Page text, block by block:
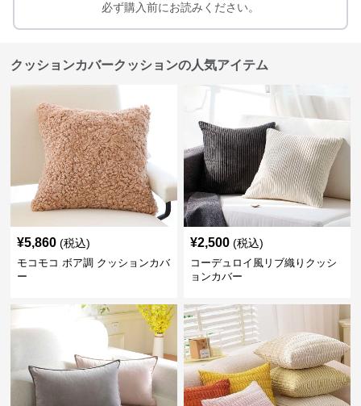
必ず購入前にお読みください。
クッションカバークッションの人気アイテム
¥5,860 (税込)
モコモコ ボア調 クッションカバ
ー
¥2,500 (税込)
コーデュロイ風リブ織りクッシ
ョンカバー